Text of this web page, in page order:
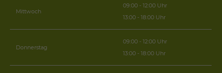
Mittwoch
09:00 - 12:00 Uhr
13:00 - 18:00 Uhr
Donnerstag
09:00 - 12:00 Uhr
13:00 - 18:00 Uhr